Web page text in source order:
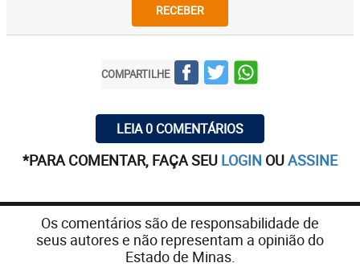
RECEBER
COMPARTILHE
LEIA 0 COMENTÁRIOS
*PARA COMENTAR, FAÇA SEU LOGIN OUASSINE
Os comentários são de responsabilidade de
seus autores e não representam a opinião do
Estado de Minas.